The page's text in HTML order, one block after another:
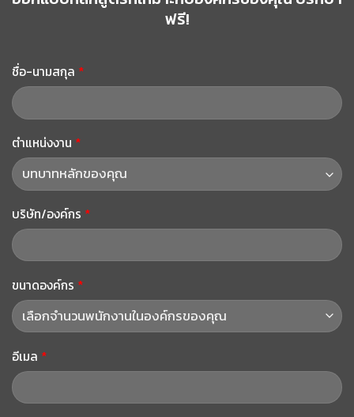
ฟรี!
ชื่อ-นามสกุล *
ตำแหน่งงาน *
บริษัท/องค์กร *
ขนาดองค์กร *
อีเมล *